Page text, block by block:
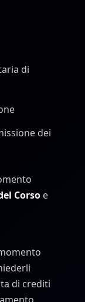
di
dei
Corso e
di crediti